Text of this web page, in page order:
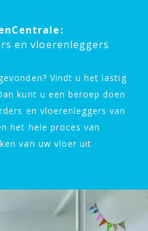
en vloerenleggers
Vindt u het lastig
kunt u een beroep doen
en vloerenleggers van
het hele proces van
van uw vloer uit